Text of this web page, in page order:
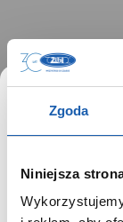
Zgoda
Niniejsza
HS80TW
26.09.2024
GRUPA ZIBI